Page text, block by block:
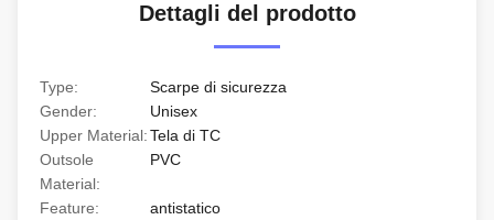
Dettagli del prodotto
Type:
Scarpe di sicurezza
Gender:
Unisex
Upper Material:Tela di TC
Outsole
Material:
PVC
Feature:
antistatico